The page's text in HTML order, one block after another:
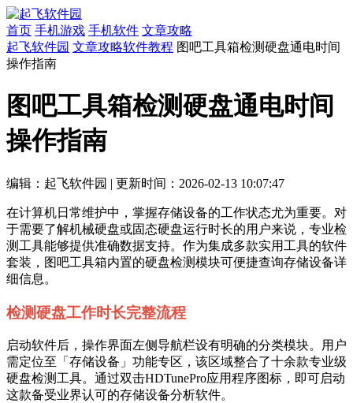
首页 手机游戏 手机软件 文章攻略
起飞软件园 文章攻略软件教程 图吧工具箱检测硬盘通电时间
操作指南
图吧工具箱检测硬盘通电时间
操作指南
编辑：起飞软件园 | 更新时间：2026-02-13 10:07:47
在计算机日常维护中，掌握存储设备的工作状态尤为重要。对
于需要了解机械硬盘或固态硬盘运行时长的用户来说，专业检
测工具能够提供准确数据支持。作为集成多款实用工具的软件
套装，图吧工具箱内置的硬盘检测模块可便捷查询存储设备详
细信息。
检测硬盘工作时长完整流程
启动软件后，操作界面左侧导航栏设有明确的分类模块。用户
需定位至「存储设备」功能专区，该区域整合了十余款专业级
硬盘检测工具。通过双击HDTunePro应用程序图标，即可启动
这款备受业界认可的存储设备分析软件。